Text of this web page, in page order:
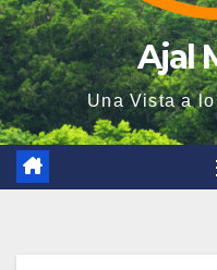
Ajal
Una Vista a